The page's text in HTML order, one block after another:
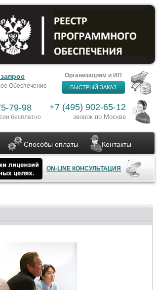
Обеспечение
79-98
бесплатно
Организациям и ИП
БЫСТРЫЙ ЗАКАЗ
+7 (495) 902-65-12
звонок по Москве
Способы оплаты Контакты
ON-LINE КОНСУЛЬТАЦИЯ